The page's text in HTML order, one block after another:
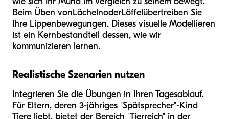
Beim Üben vonLächelnoderLöffel übertreiben Sie
Ihre Lippenbewegungen. Dieses visuelle Modellieren
ist ein Kernbestandteil dessen, wie wir
kommunizieren lernen.
Realistische Szenarien nutzen
Integrieren Sie die Übungen in Ihren Tagesablauf.
Für Eltern, deren 3-jähriges "Spätsprecher"-Kind
Tiere liebt, bietet der Bereich "Tierreich" in der